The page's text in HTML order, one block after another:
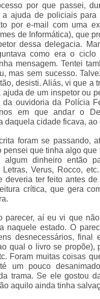
por que passei,
a ajuda de policiais
por e-mail com uma
de Informática), que
dessa delegacia.
como era o
mensagem. Tentei
mas sem sucesso.
desisti. Aliás, vi que a
de um inspetor ou
da ouvidoria da Polícia
em que andar o
daquela cidade ficava,
foram se passando,
pensei que tinha algo
algum dinheiro então
Verus, Rocco,
deveria ter feito antes
crítica, que gera
parecer, aí eu vi que
naquele estado. O
desnecessários, final
qual o livro se propõe),
Foram muitas coisas
um pouco
trama. Se ele gostou
aquilo ainda tinha